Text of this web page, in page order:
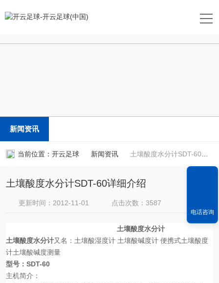
新闻资讯
当前位置： 开云足球 新闻资讯 土壤酸度水分计SDT-60详细介绍
土壤酸度水分计SDT-60详细介绍
更新时间：2012-11-01
点击次数：3587
土壤酸度水分计
土壤酸度水分计又名：土壤酸湿度计 土壤酸碱度计 便携式土壤酸度
计土壤酸碱度测量
型号： SDT-60
主机简介：
电话咨询